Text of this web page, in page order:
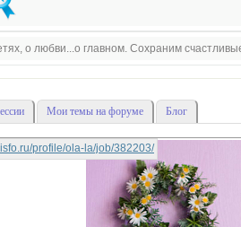
о любви...о главном. Сохраним
Мои темы на форуме Блог
profile/ola-la/job/382203/